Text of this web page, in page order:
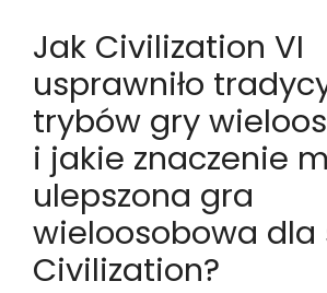
Jak Civilization VI
usprawniło
trybów gry
i jakie znaczenie
ulepszona gra
wieloosobowa dla
Civilization?